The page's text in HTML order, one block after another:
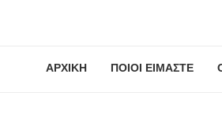
ΑΡΧΙΚΗ ΠΟΙΟΙ ΕΙΜΑΣΤΕ